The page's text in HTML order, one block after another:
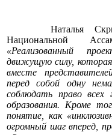
Наталья
Национальной
«Реализованный
движущую силу,
вместе
перед собой одну
соблюдать право всех
образования. Кроме
понятие, как
огромный шаг вперед,